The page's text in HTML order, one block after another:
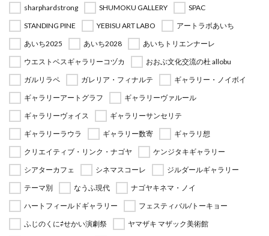
sharphardstrong
SHUMOKU GALLERY
SPAC
STANDING PINE
YEBISU ART LABO
アートラボあいち
あいち2025
あいち2028
あいちトリエンナーレ
ウエストベスギャラリーコヅカ
おおぶ文化交流の杜 allobu
ガルリラペ
ガレリア・フィナルテ
ギャラリー・ノイボイ
ギャラリーアートグラフ
ギャラリーヴァルール
ギャラリーヴォイス
ギャラリーサンセリテ
ギャラリーラウラ
ギャラリー数寄
ギャラリ想
クリエイティブ・リンク・ナゴヤ
ケンジタキギャラリー
シアターカフェ
シネマスコーレ
ジルダールギャラリー
テーマ別
なうふ現代
ナゴヤキネマ・ノイ
ハートフィールドギャラリー
フェスティバル/トーキョー
ふじのくに⇄せかい演劇祭
ヤマザキ マザック美術館